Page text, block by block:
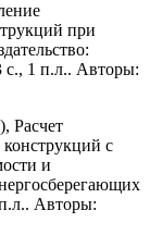
при
с., 1 п.л.. Авторы:
Расчет
с
и
Авторы: